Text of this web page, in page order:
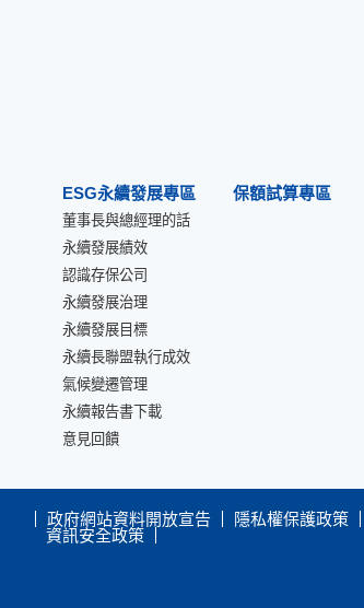
ESG永續發展專區
董事長與總經理的話
永續發展績效
認識存保公司
永續發展治理
永續發展目標
永續長聯盟執行成效
氣候變遷管理
永續報告書下載
意見回饋
保額試算專區
政府網站資料開放宣告 隱私權保護政策
資訊安全政策